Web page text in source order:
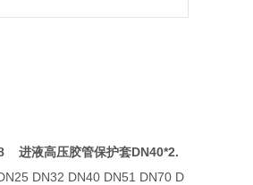
进液高压胶管保护套DN40*2.
DN32 DN40 DN51 DN70 D